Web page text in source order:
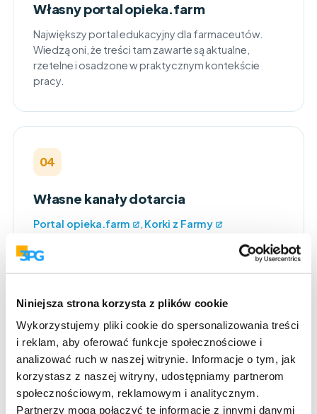
Niniejsza strona korzysta z plików cookie
Wykorzystujemy pliki cookie do spersonalizowania treści
i reklam, aby oferować funkcje społecznościowe i
analizować ruch w naszej witrynie. Informacje o tym, jak
korzystasz z naszej witryny, udostępniamy partnerom
społecznościowym, reklamowym i analitycznym.
Partnerzy mogą połączyć te informacje z innymi danymi
Własny portal opieka.farm
Największy portal edukacyjny dla farmaceutów.
Wiedzą oni, że treści tam zawarte są aktualne,
rzetelne i osadzone w praktycznym kontekście
pracy.
04
Własne kanały dotarcia
Portal opieka.farm
Korki z Farmy
Facebook, Instagram, TikTok oraz baza i newsletter
z ponad 25 000 farmaceutów.
Własne Wydawnictwo
Farmaceutyczne